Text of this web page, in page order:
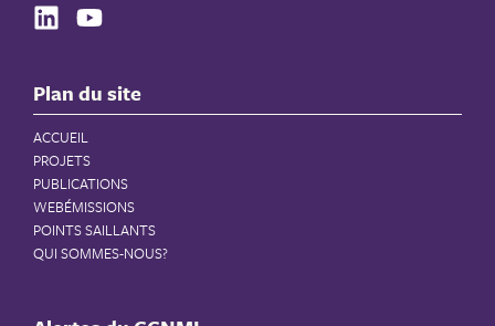
Plan du site
ACCUEIL
PROJETS
PUBLICATIONS
WEBÉMISSIONS
POINTS SAILLANTS
QUI SOMMES-NOUS?